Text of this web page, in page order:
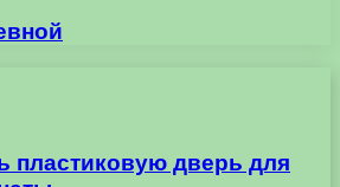
пластиковую дверь для